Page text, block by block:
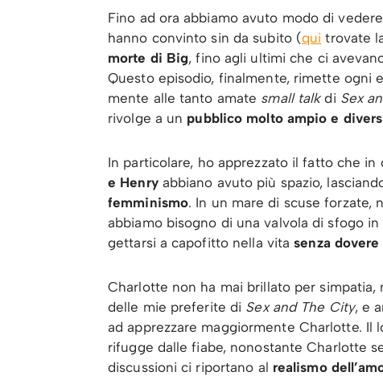
Fino ad ora abbiamo avuto modo di
hanno convinto sin da subito (qui trovate
morte di Big, fino agli ultimi che ci
Questo episodio, finalmente, rimette ogni
mente alle tanto amate small talkdi Sex
rivolge a un pubblico molto ampio e
In particolare, ho apprezzato il fatto che in
e Henryabbiano avuto più spazio,
femminismo. In un mare di scuse forzate,
abbiamo bisogno di una valvola di sfogo
gettarsi a capofitto nella vita senza
Charlotte non ha mai brillato per
delle mie preferite di Sex and The City, e
ad apprezzare maggiormente Charlotte.
rifugge dalle fiabe, nonostante Charlotte
discussioni ci riportano al realismo